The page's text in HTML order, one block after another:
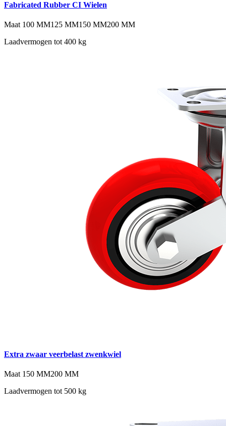
Fabricated Rubber CI Wielen
Maat 100 MM125 MM150 MM200 MM
Laadvermogen tot 400 kg
Extra zwaar veerbelast zwenkwiel
Maat 150 MM200 MM
Laadvermogen tot 500 kg